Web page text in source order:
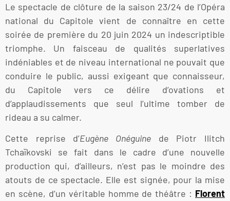
Le spectacle de clôture de la saison 23/24 de l’Opéra
national du Capitole vient de connaître en cette
soirée de première du 20 juin 2024 un indescriptible
triomphe. Un faisceau de qualités superlatives
indéniables et de niveau international ne pouvait que
conduire le public, aussi exigeant que connaisseur,
du Capitole vers ce délire d’ovations et
d’applaudissements que seul l’ultime tomber de
rideau a su calmer.
Cette reprise d’Eugène Onéguine de Piotr Ilitch
Tchaïkovski se fait dans le cadre d’une nouvelle
production qui, d’ailleurs, n’est pas le moindre des
atouts de ce spectacle. Elle est signée, pour la mise
en scène, d’un véritable homme de théâtre : Florent